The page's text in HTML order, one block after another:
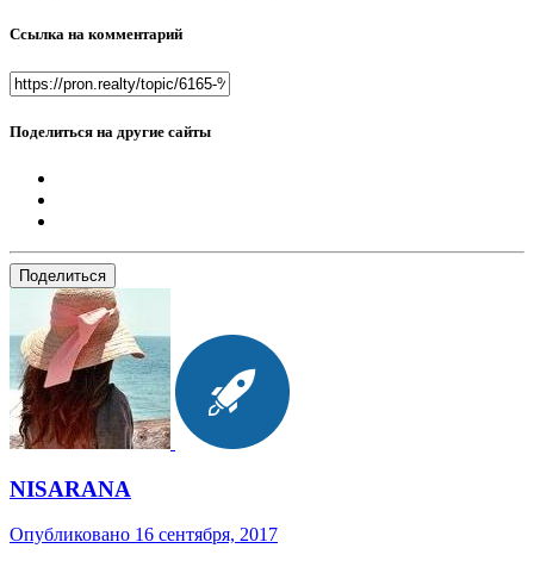
Ссылка на комментарий
Поделиться на другие сайты
Поделиться
NISARANA
Опубликовано 16 сентября, 2017